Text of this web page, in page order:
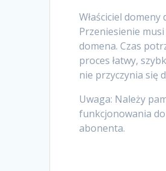
Właściciel
Przeniesienie
domena. Czas
proces łatwy,
nie przyczynia się
Uwaga: Należy
funkcjonowania
abonenta.